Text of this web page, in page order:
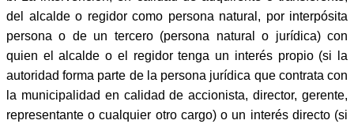
del alcalde o regidor como persona natural, por interpósita
persona o de un tercero (persona natural o jurídica) con
quien el alcalde o el regidor tenga un interés propio (si la
autoridad forma parte de la persona jurídica que contrata con
la municipalidad en calidad de accionista, director, gerente,
representante o cualquier otro cargo) o un interés directo (si